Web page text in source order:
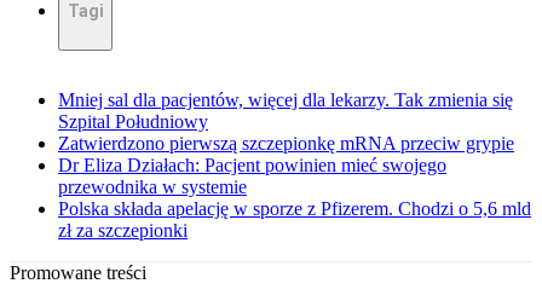
Tagi
Mniej sal dla pacjentów, więcej dla lekarzy. Tak zmienia się
Szpital Południowy
Zatwierdzono pierwszą szczepionkę mRNA przeciw grypie
Dr Eliza Działach: Pacjent powinien mieć swojego
przewodnika w systemie
Polska składa apelację w sporze z Pfizerem. Chodzi o 5,6 mld
zł za szczepionki
Promowane treści